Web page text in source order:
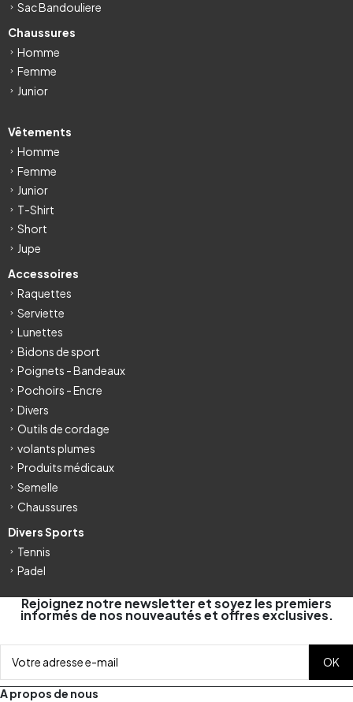
Sac Bandouliere
Chaussures
Homme
Femme
Junior
Vêtements
Homme
Femme
Junior
T-Shirt
Short
Jupe
Accessoires
Raquettes
Serviette
Lunettes
Bidons de sport
Poignets - Bandeaux
Pochoirs - Encre
Divers
Outils de cordage
volants plumes
Produits médicaux
Semelle
Chaussures
Divers Sports
Tennis
Padel
Rejoignez notre newsletter et soyez les premiers
informés de nos nouveautés et offres exclusives.
A propos de nous